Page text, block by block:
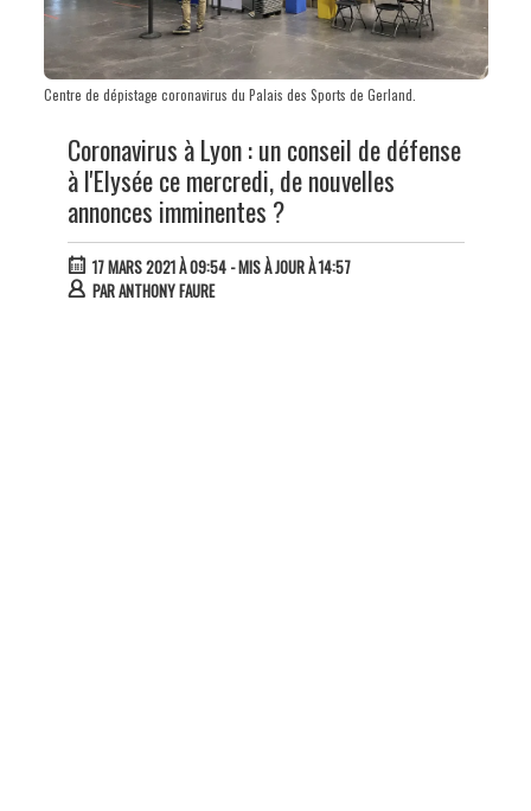
Centre de dépistage coronavirus du Palais des Sports de Gerland.
Coronavirus à Lyon : un conseil de défense
à l'Elysée ce mercredi, de nouvelles
annonces imminentes ?
17 MARS 2021 À 09:54- MIS À JOUR À 14:57
PARANTHONY FAURE